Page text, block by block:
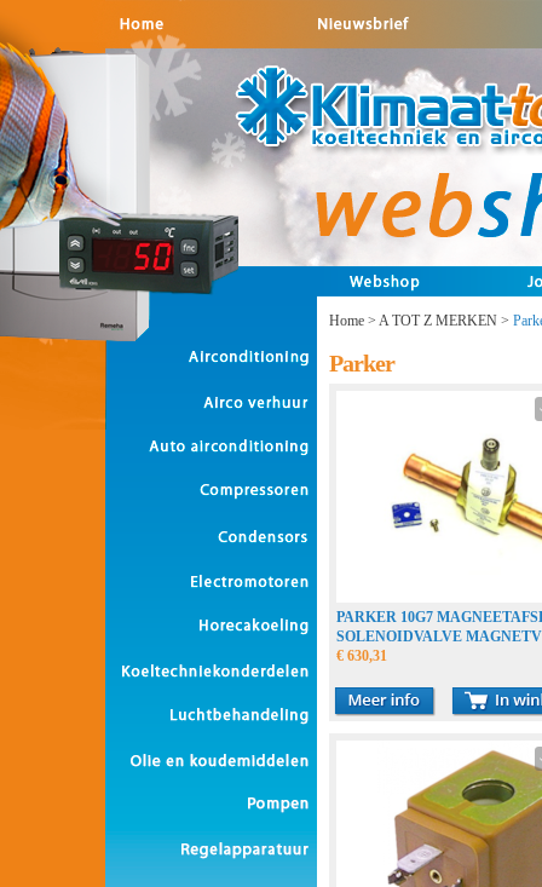
Home > A TOT Z MERKEN >
Parker
PARKER 10G7
SOLENOIDVALVE
€ 630,31